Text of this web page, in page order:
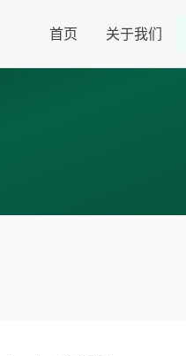
首页 关于我们